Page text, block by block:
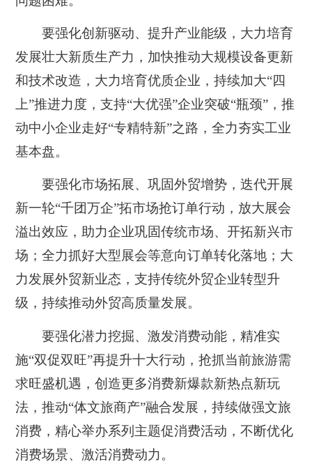
要强化创新驱动、提升产业能级，大力培育
发展壮大新质生产力，加快推动大规模设备更新
和技术改造，大力培育优质企业，持续加大“四
上”推进力度，支持“大优强”企业突破“瓶颈”，推
动中小企业走好“专精特新”之路，全力夯实工业
基本盘。
要强化市场拓展、巩固外贸增势，迭代开展
新一轮“千团万企”拓市场抢订单行动，放大展会
溢出效应，助力企业巩固传统市场、开拓新兴市
场；全力抓好大型展会等意向订单转化落地；大
力发展外贸新业态，支持传统外贸企业转型升
级，持续推动外贸高质量发展。
要强化潜力挖掘、激发消费动能，精准实
施“双促双旺”再提升十大行动，抢抓当前旅游需
求旺盛机遇，创造更多消费新爆款新热点新玩
法，推动“体文旅商产”融合发展，持续做强文旅
消费，精心举办系列主题促消费活动，不断优化
消费场景、激活消费动力。